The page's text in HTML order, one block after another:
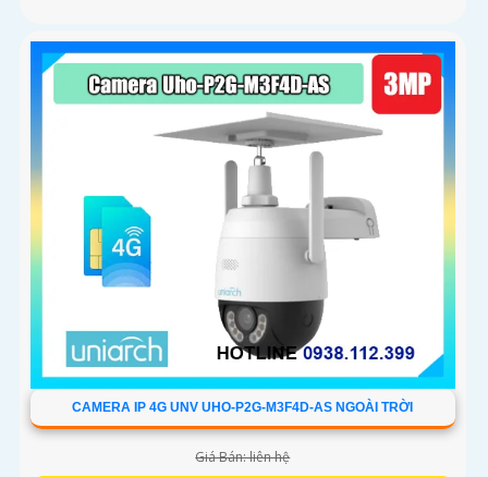
CAMERA IP 4G UNV UHO-P2G-M3F4D-AS NGOÀI TRỜI
Giá Bán: liên hệ